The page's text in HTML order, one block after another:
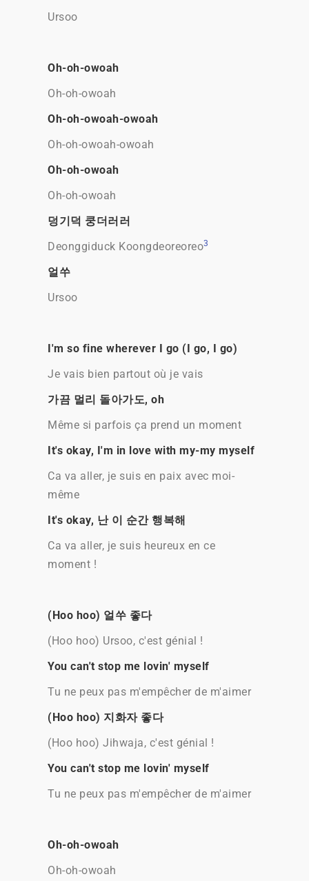
Ursoo
Oh-oh-owoah
Oh-oh-owoah
Oh-oh-owoah-owoah
Oh-oh-owoah-owoah
Oh-oh-owoah
Oh-oh-owoah
덩기덕 쿵더러러
Deonggiduck Koongdeoreoreo3
얼쑤
Ursoo
I'm so fine wherever I go (I go, I go)
Je vais bien partout où je vais
가끔 멀리 돌아가도, oh
Même si parfois ça prend un moment
It's okay, I'm in love with my-my myself
Ca va aller, je suis en paix avec moi-
même
It's okay, 난 이 순간 행복해
Ca va aller, je suis heureux en ce
moment !
(Hoo hoo) 얼쑤 좋다
(Hoo hoo) Ursoo, c'est génial !
You can't stop me lovin' myself
Tu ne peux pas m'empêcher de m'aimer
(Hoo hoo) 지화자 좋다
(Hoo hoo) Jihwaja, c'est génial !
You can't stop me lovin' myself
Tu ne peux pas m'empêcher de m'aimer
Oh-oh-owoah
Oh-oh-owoah